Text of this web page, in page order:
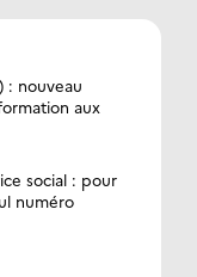
: nouveau
aux
social : pour
numéro